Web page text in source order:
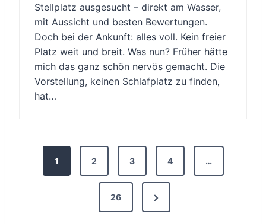
Stellplatz ausgesucht – direkt am Wasser,
mit Aussicht und besten Bewertungen.
Doch bei der Ankunft: alles voll. Kein freier
Platz weit und breit. Was nun? Früher hätte
mich das ganz schön nervös gemacht. Die
Vorstellung, keinen Schlafplatz zu finden,
hat…
1 2 3 4 …
26
N
e